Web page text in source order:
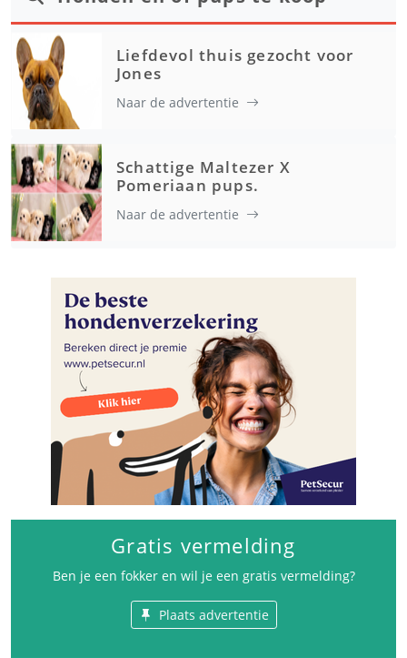
Liefdevol thuis gezocht voor
Jones
Naar de advertentie
Schattige Maltezer X
Pomeriaan pups.
Naar de advertentie
Gratis vermelding
Ben je een fokker en wil je een gratis vermelding?
Plaats advertentie